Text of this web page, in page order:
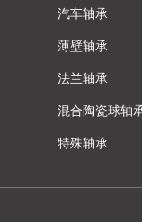
汽车轴承
薄壁轴承
法兰轴承
混合陶瓷球轴
特殊轴承